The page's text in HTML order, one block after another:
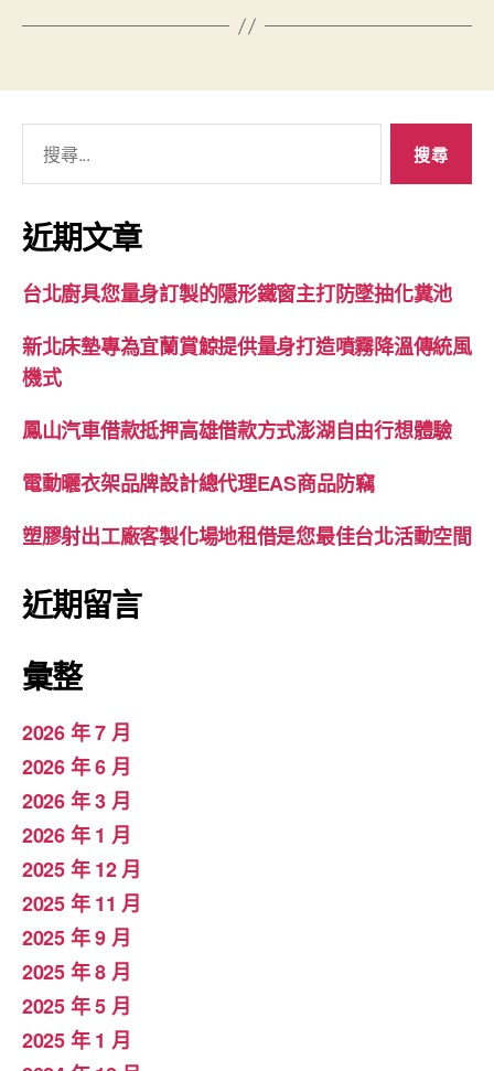
關
鍵
字:
近期文章
台北廚具您量身訂製的隱形鐵窗主打防墜抽化糞池
新北床墊專為宜蘭賞鯨提供量身打造噴霧降溫傳統風
機式
鳳山汽車借款抵押高雄借款方式澎湖自由行想體驗
電動曬衣架品牌設計總代理EAS商品防竊
塑膠射出工廠客製化場地租借是您最佳台北活動空間
近期留言
彙整
2026 年 7 月
2026 年 6 月
2026 年 3 月
2026 年 1 月
2025 年 12 月
2025 年 11 月
2025 年 9 月
2025 年 8 月
2025 年 5 月
2025 年 1 月